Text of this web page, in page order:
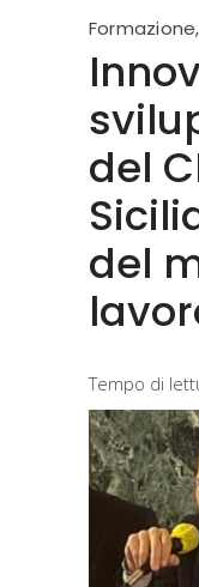
Formazione,
del
del
Tempo di